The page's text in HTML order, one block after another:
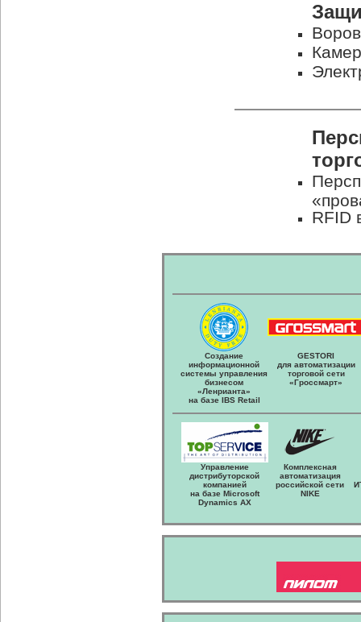
RFID
Создание
информационной
системы управления
бизнесом
«Ленрианта»
на базе IBS Retail
GESTORI
для автоматизации
торговой сети
«Гроссмарт»
Управление
дистрибуторской
компанией
на базе Microsoft
Dynamics AX
Комплексная
автоматизация
российской сети
NIKE